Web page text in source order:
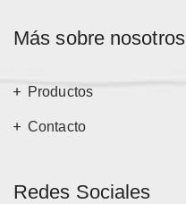
Más sobre nosotros
Productos
Contacto
Redes Sociales